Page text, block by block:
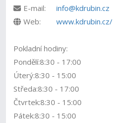
E-mail:
info@kdrubin.cz
Web:
www.kdrubin.cz/
Pokladní hodiny:
Pondělí:8:30 - 17:00
Úterý:8:30 - 15:00
Středa:8:30 - 17:00
Čtvrtek:8:30 - 15:00
Pátek:8:30 - 15:00